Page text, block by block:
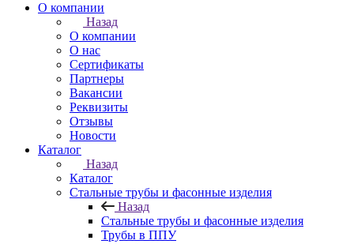
О компании
Назад
О компании
О нас
Сертификаты
Партнеры
Вакансии
Реквизиты
Отзывы
Новости
Каталог
Назад
Каталог
Стальные трубы и фасонные изделия
Назад
Стальные трубы и фасонные изделия
Трубы в ППУ